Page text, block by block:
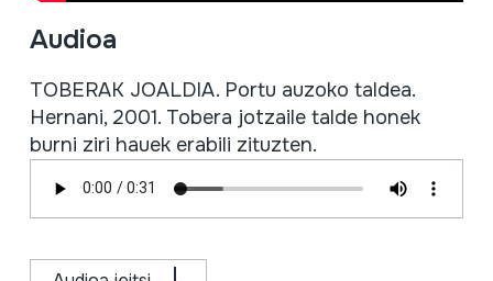
Audioa
TOBERAK JOALDIA. Portu auzoko taldea.
Hernani, 2001. Tobera jotzaile talde honek
burni ziri hauek erabili zituzten.